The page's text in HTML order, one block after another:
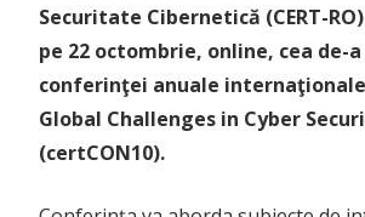
Securitate Cibernetică (CERT-
pe 22 octombrie, online, cea de-
conferinţei anuale
Global Challenges in Cyber
(certCON10).